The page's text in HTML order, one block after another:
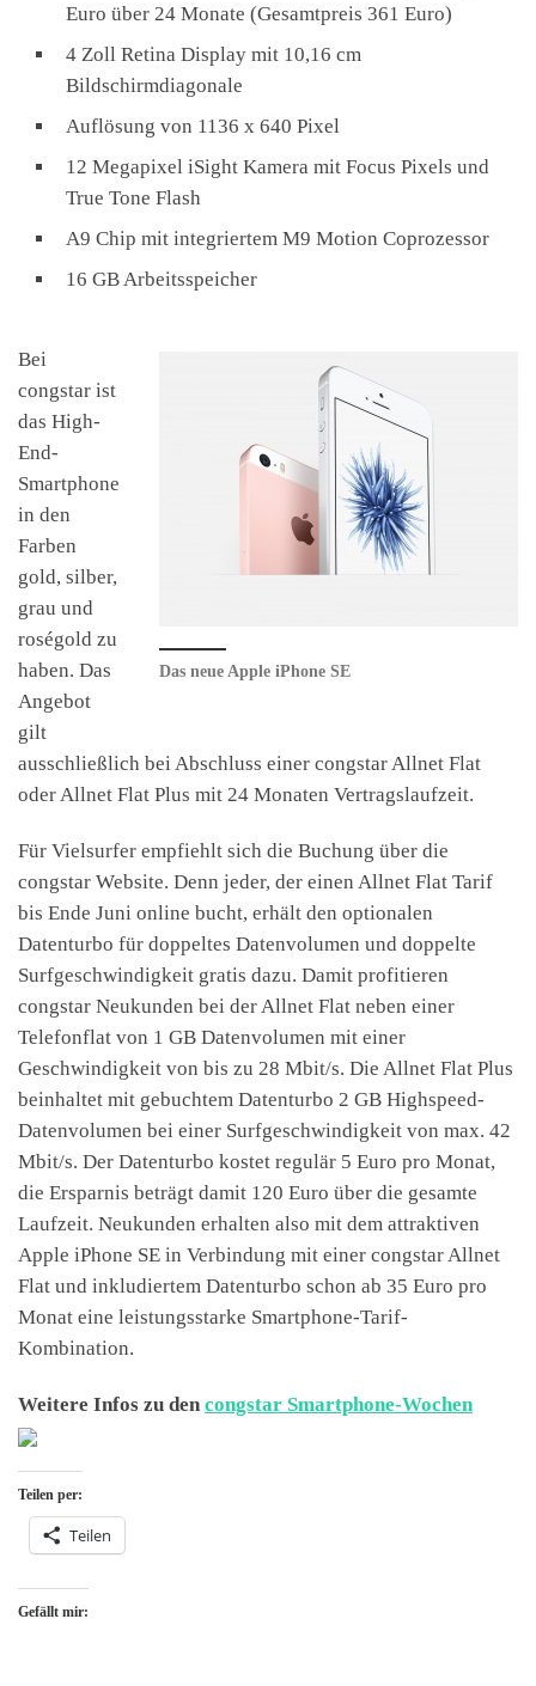
Euro über 24 Monate (Gesamtpreis 361 Euro)
4 Zoll Retina Display mit 10,16 cm
Bildschirmdiagonale
Auflösung von 1136 x 640 Pixel
12 Megapixel iSight Kamera mit Focus Pixels und
True Tone Flash
A9 Chip mit integriertem M9 Motion Coprozessor
16 GB Arbeitsspeicher
Das neue Apple iPhone SE
Bei
congstar ist
das High-
End-
Smartphone
in den
Farben
gold, silber,
grau und
roségold zu
haben. Das
Angebot
gilt
ausschließlich bei Abschluss einer congstar Allnet Flat
oder Allnet Flat Plus mit 24 Monaten Vertragslaufzeit.
Für Vielsurfer empfiehlt sich die Buchung über die
congstar Website. Denn jeder, der einen Allnet Flat Tarif
bis Ende Juni online bucht, erhält den optionalen
Datenturbo für doppeltes Datenvolumen und doppelte
Surfgeschwindigkeit gratis dazu. Damit profitieren
congstar Neukunden bei der Allnet Flat neben einer
Telefonflat von 1 GB Datenvolumen mit einer
Geschwindigkeit von bis zu 28 Mbit/s. Die Allnet Flat Plus
beinhaltet mit gebuchtem Datenturbo 2 GB Highspeed-
Datenvolumen bei einer Surfgeschwindigkeit von max. 42
Mbit/s. Der Datenturbo kostet regulär 5 Euro pro Monat,
die Ersparnis beträgt damit 120 Euro über die gesamte
Laufzeit. Neukunden erhalten also mit dem attraktiven
Apple iPhone SE in Verbindung mit einer congstar Allnet
Flat und inkludiertem Datenturbo schon ab 35 Euro pro
Monat eine leistungsstarke Smartphone-Tarif-
Kombination.
Weitere Infos zu den congstar Smartphone-Wochen
Teilen per:
Teilen
Gefällt mir: